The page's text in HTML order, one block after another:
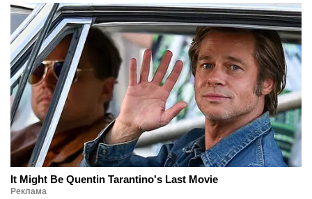
It Might Be Quentin Tarantino's Last Movie
Реклама